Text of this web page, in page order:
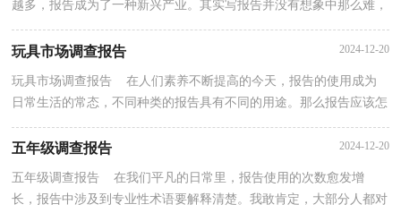
越多，报告成为了一种新兴产业。其实写报告并没有想象中那么难，
下面是小编为大家整理的市场调查报告，希望对大家...
玩具市场调查报告 2024-12-20
玩具市场调查报告 在人们素养不断提高的今天，报告的使用成为
日常生活的常态，不同种类的报告具有不同的用途。那么报告应该怎
五年级调查报告 2024-12-20
五年级调查报告 在我们平凡的日常里，报告使用的次数愈发增
长，报告中涉及到专业性术语要解释清楚。我敢肯定，大部分人都对